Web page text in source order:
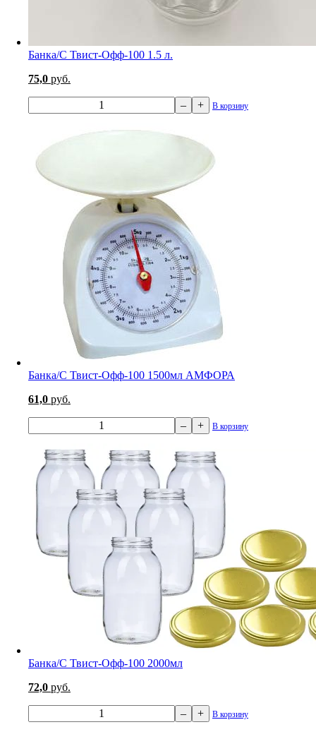
Банка/С Твист-Офф-100 1.5 л.
75,0 руб.
– + В корзину
Банка/С Твист-Офф-100 1500мл АМФОРА
61,0 руб.
– + В корзину
Банка/С Твист-Офф-100 2000мл
72,0 руб.
– + В корзину